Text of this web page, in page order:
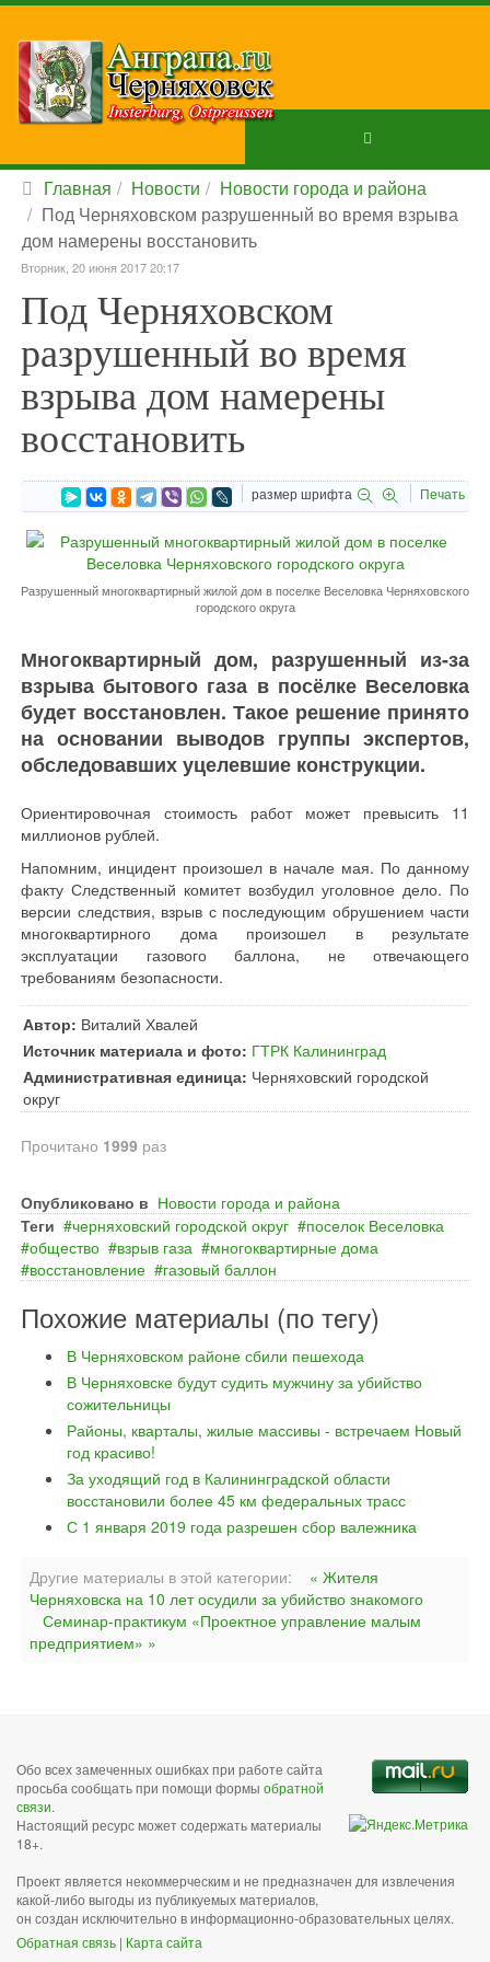
Главная Новости
Новости города и района
Под Черняховском разрушенный во время взрыва
дом намерены восстановить
Вторник, 20 июня 2017 20:17
Под Черняховском
разрушенный во время
взрыва дом намерены
восстановить
размер шрифта Печать
Разрушенный многоквартирный жилой дом в поселке Веселовка Черняховского
городского округа
Многоквартирный дом, разрушенный из-за
взрыва бытового газа в посёлке Веселовка
будет восстановлен. Такое решение принято
на основании выводов группы экспертов,
обследовавших уцелевшие конструкции.
Ориентировочная стоимость работ может превысить 11
миллионов рублей.
Напомним, инцидент произошел в начале мая. По данному
факту Следственный комитет возбудил уголовное дело. По
версии следствия, взрыв с последующим обрушением части
многоквартирного дома произошел в результате
эксплуатации газового баллона, не отвечающего
требованиям безопасности.
Автор: Виталий Хвалей
Источник материала и фото: ГТРК Калининград
Административная единица: Черняховский городской
округ
Прочитано 1999 раз
Опубликовано в Новости города и района
Теги
черняховский городской округ
поселок Веселовка
общество
взрыв газа
многоквартирные дома
восстановление
газовый баллон
Похожие материалы (по тегу)
В Черняховском районе сбили пешехода
В Черняховске будут судить мужчину за убийство
сожительницы
Районы, кварталы, жилые массивы - встречаем Новый
год красиво!
За уходящий год в Калининградской области
восстановили более 45 км федеральных трасс
С 1 января 2019 года разрешен сбор валежника
Другие материалы в этой категории:
« Жителя
Черняховска на 10 лет осудили за убийство знакомого
Семинар-практикум «Проектное управление малым
предприятием» »
Обо всех замеченных ошибках при работе сайта
просьба сообщать при помощи формы обратной
связи.
Настоящий ресурс может содержать материалы
18+.
Проект является некоммерческим и не предназначен для извлечения
какой-либо выгоды из публикуемых материалов,
он создан исключительно в информационно-образовательных целях.
Обратная связь | Карта сайта